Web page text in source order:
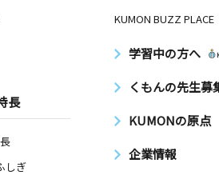
長
しぎ
KUMON BUZZ PLACE
学習中の方へ
くもんの先生募
KUMONの原点
企業情報